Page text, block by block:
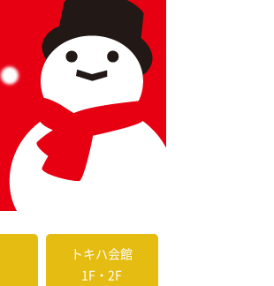
トキハ会館
1F・2F